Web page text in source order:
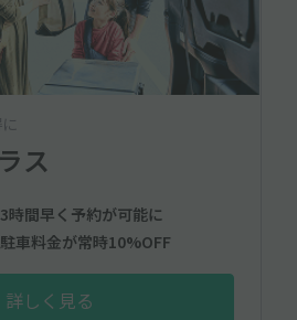
ス
時間早く予約が可能に
車料金が常時10%OFF
詳しく見る